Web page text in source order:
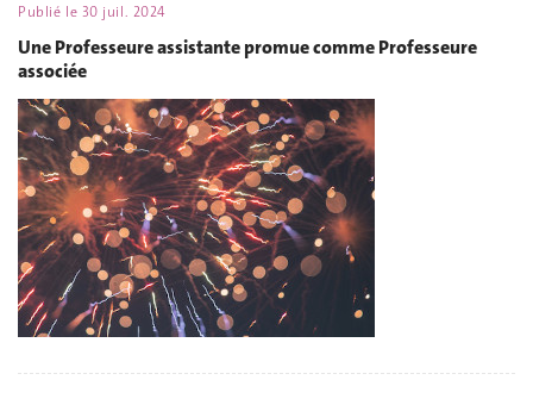
Publié le 30 juil. 2024
Une Professeure assistante promue comme Professeure
associée